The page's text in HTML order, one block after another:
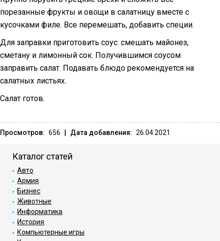
порезанные фрукты и овощи в салатницу вместе с
кусочками филе. Все перемешать, добавить специи.
Для заправки приготовить соус: смешать майонез,
сметану и лимонный сок. Получившимся соусом
заправить салат. Подавать блюдо рекомендуется на
салатных листьях.
Салат готов.
Просмотров: 656 Дата добавления: 26.04.2021
Каталог статей
Авто
Армия
Бизнес
Животные
Информатика
История
Компьютерные игры